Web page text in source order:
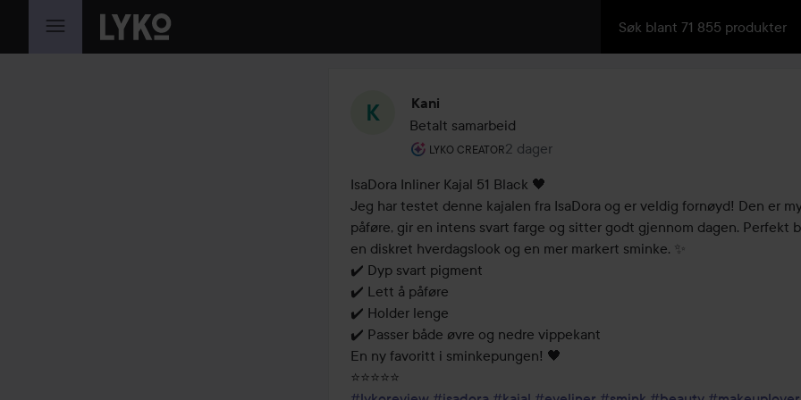
GÅ TIL INNHOLD
Kani
Betalt samarbeid
LYKO CREATOR
Brukerens rolle: Lyko Creator.
2 dager
Innlegget ble opprettet 2 dager
IsaDora Inliner Kajal 51 Black 🖤
Jeg har testet denne kajalen fra IsaDora og er veldig fornøyd! Den er
påføre, gir en intens svart farge og sitter godt gjennom dagen. Perfekt
en diskret hverdagslook og en mer markert sminke. ✨
✔️ Dyp svart pigment
✔️ Lett å påføre
✔️ Holder lenge
✔️ Passer både øvre og nedre vippekant
En ny favoritt i sminkepungen! 🖤